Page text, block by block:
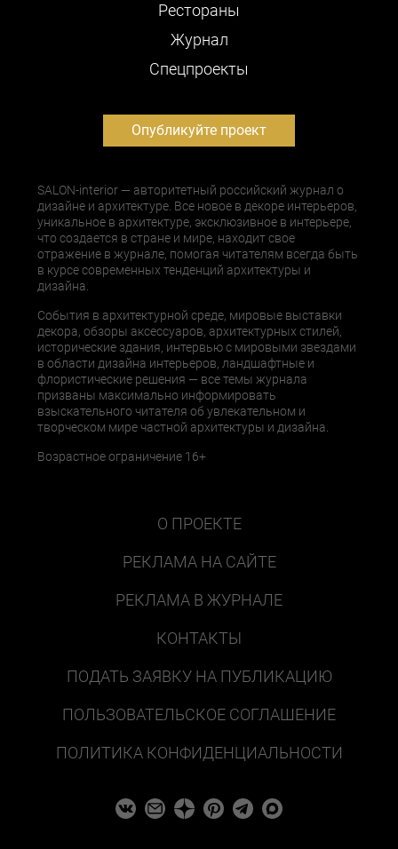
Рестораны
Журнал
Cпецпроекты
Опубликуйте проект
SALON-interior — авторитетный российский журнал о
дизайне и архитектуре. Все новое в декоре интерьеров,
уникальное в архитектуре, эксклюзивное в интерьере,
что создается в стране и мире, находит свое
отражение в журнале, помогая читателям всегда быть
в курсе современных тенденций архитектуры и
дизайна.
События в архитектурной среде, мировые выставки
декора, обзоры аксессуаров, архитектурных стилей,
исторические здания, интервью с мировыми звездами
в области дизайна интерьеров, ландшафтные и
флористические решения — все темы журнала
призваны максимально информировать
взыскательного читателя об увлекательном и
творческом мире частной архитектуры и дизайна.
Возрастное ограничение 16+
О ПРОЕКТЕ
РЕКЛАМА НА САЙТЕ
РЕКЛАМА В ЖУРНАЛЕ
КОНТАКТЫ
ПОДАТЬ ЗАЯВКУ НА ПУБЛИКАЦИЮ
ПОЛЬЗОВАТЕЛЬСКОЕ СОГЛАШЕНИЕ
ПОЛИТИКА КОНФИДЕНЦИАЛЬНОСТИ